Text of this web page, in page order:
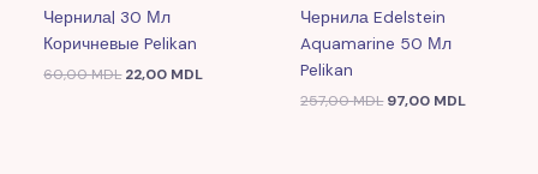
Чернила| 30 Мл
Коричневые Pelikan
60,00MDL 22,00 MDL
Чернила Edelstein
Aquamarine 50 Мл
Pelikan
257,00MDL 97,00 MDL